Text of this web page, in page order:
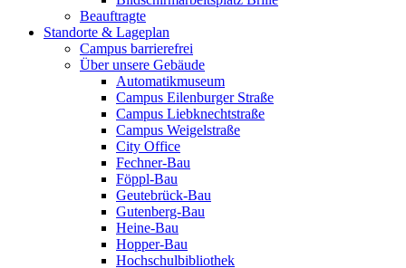
Beauftragte
Standorte & Lageplan
Campus barrierefrei
Über unsere Gebäude
Automatikmuseum
Campus Eilenburger Straße
Campus Liebknechtstraße
Campus Weigelstraße
City Office
Fechner-Bau
Föppl-Bau
Geutebrück-Bau
Gutenberg-Bau
Heine-Bau
Hopper-Bau
Hochschulbibliothek